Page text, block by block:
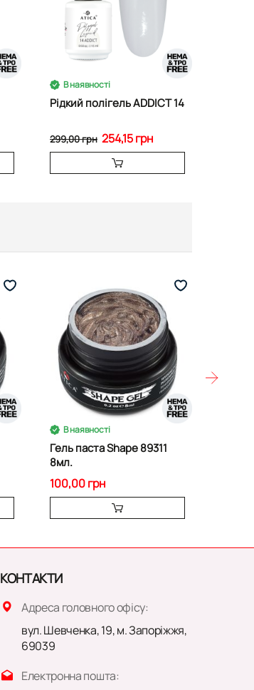
В наявності
Рідкий полігель ADDICT 14
254,15 грн
299,00 грн
В наявності
Гель паста Shape 89311
8мл.
100,00 грн
КОНТАКТИ
Адреса головного офісу:
вул. Шевченка, 19, м. Запоріжжя,
69039
Електронна пошта: